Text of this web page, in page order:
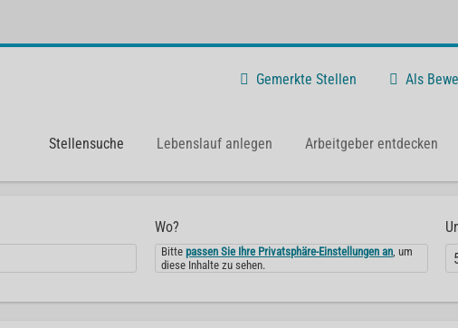
Gemerkte Stellen Als
Stellensuche Lebenslauf anlegen Arbeitgeber entdecken
Wo?
Bittepassen Sie Ihre Privatsphäre-Einstellungen an, um
diese Inhalte zu sehen.